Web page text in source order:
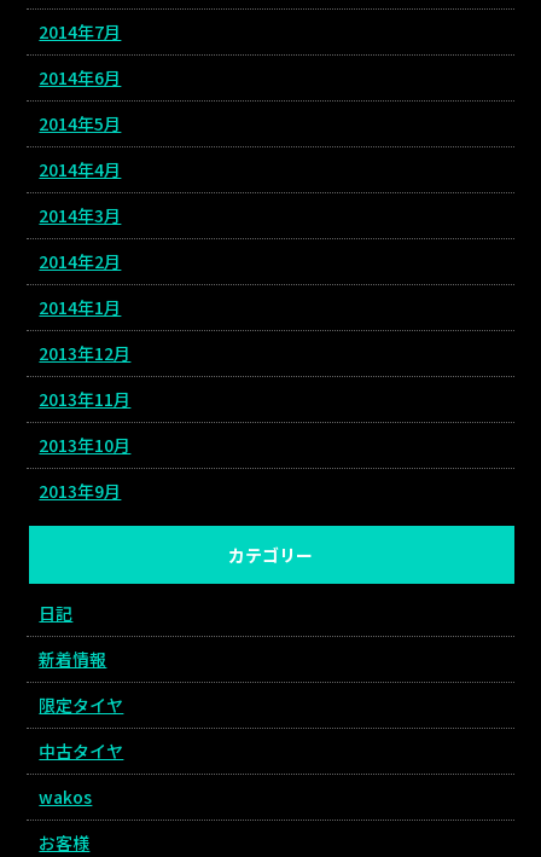
2014年7月
2014年6月
2014年5月
2014年4月
2014年3月
2014年2月
2014年1月
2013年12月
2013年11月
2013年10月
2013年9月
カテゴリー
日記
新着情報
限定タイヤ
中古タイヤ
wakos
お客様